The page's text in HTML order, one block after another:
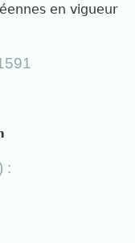
en vigueur
: